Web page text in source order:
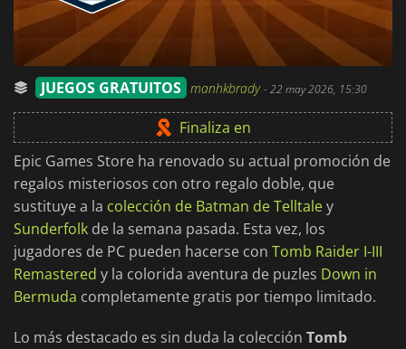
JUEGOS GRATUITOS manhkbrady-22 may 2026, 15:30
Finaliza en
Epic Games Store ha renovado su actual promoción de
regalos misteriosos con otro regalo doble, que
sustituye a la colección de Batman de Telltaley
Sunderfolk de la semana pasada. Esta vez, los
jugadores de PC pueden hacerse con Tomb Raider I-III
Remastered y la colorida aventura de puzles Down in
Bermuda completamente gratis por tiempo limitado.
Lo más destacado es sin duda la colección Tomb